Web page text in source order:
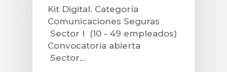
Kit Digital. Categoría
Comunicaciones Seguras
Sector I (10 - 49 empleados)
Convocatoria abierta
Sector…